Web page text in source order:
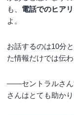
も、 電話でのヒア
よ。
お話するのは10分
た情報だけでは伝
――セントラルさん
さんはとても助かり